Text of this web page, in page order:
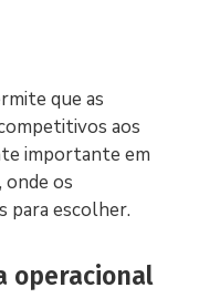
que as
aos
importante em
os
para escolher.
operacional